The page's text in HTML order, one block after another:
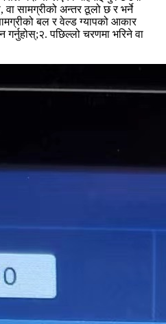
सामग्रीको अन्तर ठूलो छ र भर्ने
बल र वेल्ड ग्यापको आकार
पछिल्लो चरणमा भरिने वा